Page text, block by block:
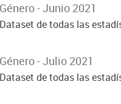
Género - Junio 2021
Dataset de todas las
Género - Julio 2021
Dataset de todas las